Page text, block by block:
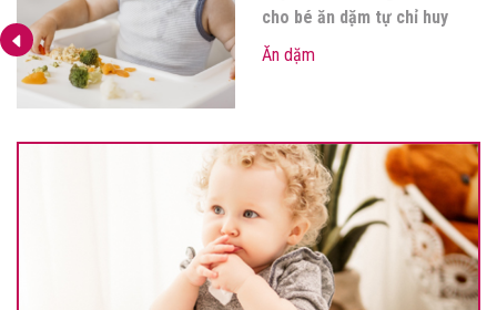
sung cho bé ăn dặm mẹ nên
biết?